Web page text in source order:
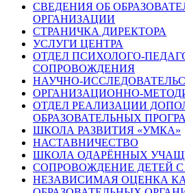
СВЕДЕНИЯ ОБ
ОРГАНИЗАЦИИ
СТРАНИЧКА ДИРЕКТОРА
УСЛУГИ ЦЕНТРА
ОТДЕЛ ПСИХОЛОГО-
СОПРОВОЖДЕНИЯ
НАУЧНО-
ОРГАНИЗАЦИОННО-
ОТДЕЛ РЕАЛИЗАЦИИ
ОБРАЗОВАТЕЛЬНЫХ
ШКОЛА РАЗВИТИЯ «УМКА»
НАСТАВНИЧЕСТВО
ШКОЛА ОДАРЁННЫХ
СОПРОВОЖДЕНИЕ ДЕТЕЙ С
НЕЗАВИСИМАЯ ОЦЕНКА